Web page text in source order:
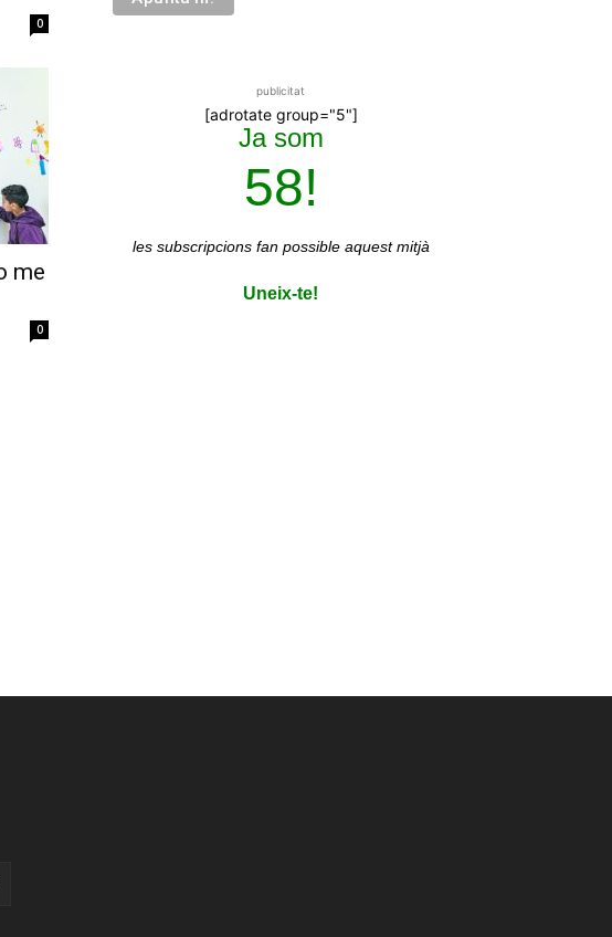
0
me
0
publicitat
[adrotate group="5"]
Ja som
58!
les subscripcions fan possible aquest mitjà
Uneix-te!